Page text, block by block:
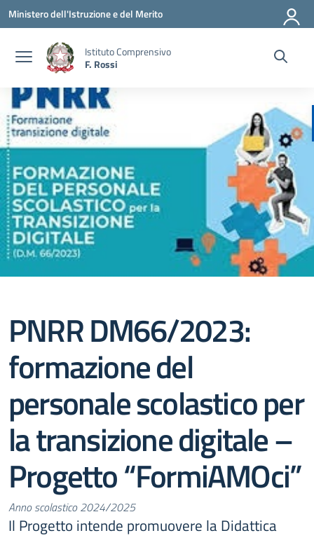
Vai ai contenuti
Vai al menu di navigazione
Vai al footer
Ministero dell'Istruzione e del Merito
Istituto Comprensivo
F. Rossi
PNRR DM66/2023:
formazione del
personale scolastico per
la transizione digitale –
Progetto “FormiAMOci”
Anno scolastico 2024/2025
Il Progetto intende promuovere la Didattica